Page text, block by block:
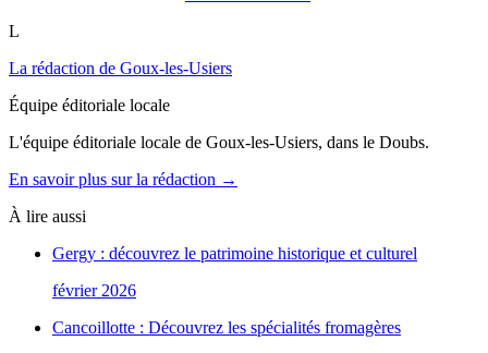
L
La rédaction de Goux-les-Usiers
Équipe éditoriale locale
L'équipe éditoriale locale de Goux-les-Usiers, dans le Doubs.
En savoir plus sur la rédaction →
À lire aussi
Gergy : découvrez le patrimoine historique et culturel
février 2026
Cancoillotte : Découvrez les spécialités fromagères